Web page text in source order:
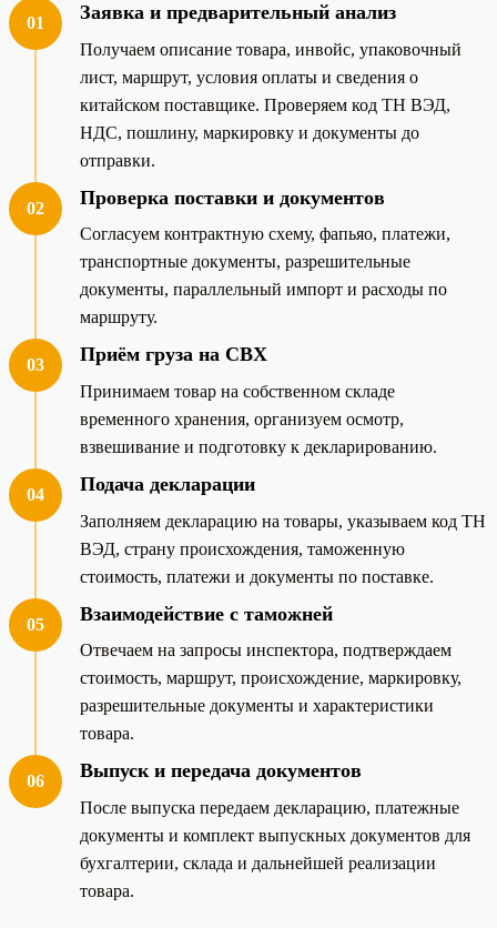
01 Заявка и предварительный анализ
Получаем описание товара, инвойс, упаковочный
лист, маршрут, условия оплаты и сведения о
китайском поставщике. Проверяем код ТН ВЭД,
НДС, пошлину, маркировку и документы до
отправки.
02 Проверка поставки и документов
Согласуем контрактную схему, фапьяо, платежи,
транспортные документы, разрешительные
документы, параллельный импорт и расходы по
маршруту.
03 Приём груза на СВХ
Принимаем товар на собственном складе
временного хранения, организуем осмотр,
взвешивание и подготовку к декларированию.
04 Подача декларации
Заполняем декларацию на товары, указываем код ТН
ВЭД, страну происхождения, таможенную
стоимость, платежи и документы по поставке.
05 Взаимодействие с таможней
Отвечаем на запросы инспектора, подтверждаем
стоимость, маршрут, происхождение, маркировку,
разрешительные документы и характеристики
товара.
06 Выпуск и передача документов
После выпуска передаем декларацию, платежные
документы и комплект выпускных документов для
бухгалтерии, склада и дальнейшей реализации
товара.